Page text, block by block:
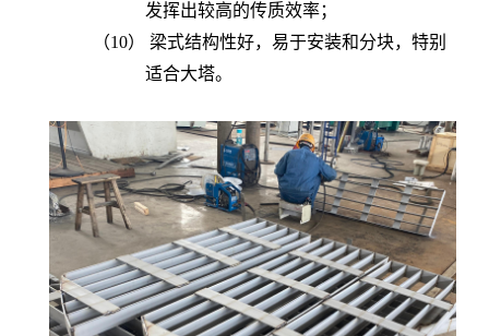
发挥出较高的传质效率；
（10） 梁式结构性好， 易于安装和分块， 特别
适合大塔。